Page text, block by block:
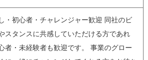
・初心者・チャレンジャー歓迎 同社のビ
スタンスに共感していただける方であれ
者・未経験者も歓迎です。 事業のグロー